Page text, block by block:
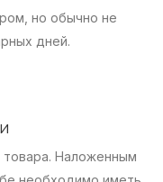
но обычно не
дней.
Наложенным